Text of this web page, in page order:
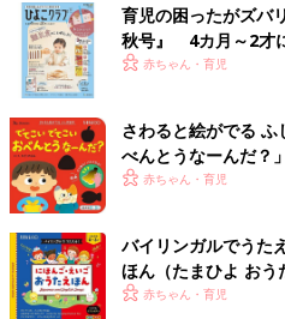
育児の困ったがズバ
秋号』 4カ月～2才
いっぱい！
赤ちゃん・育児
さわると絵がでる
べんとうなーんだ？」
赤ちゃん・育児
バイリンガルでうた
ほん（たまひよ おう
赤ちゃん・育児